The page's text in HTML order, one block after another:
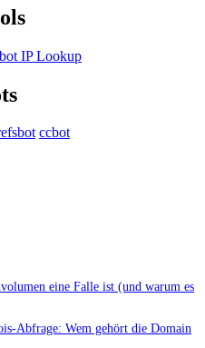
IP Lookup
ccbot
eine Falle ist (und warum es
Abfrage: Wem gehört die Domain